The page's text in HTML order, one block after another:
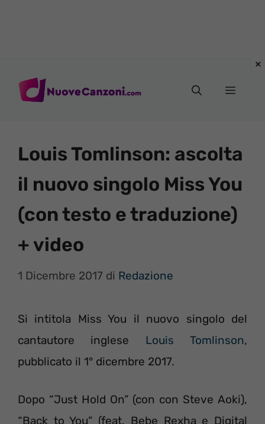
Menu
Louis Tomlinson: ascolta
il nuovo singolo Miss You
(con testo e traduzione)
+ video
1 Dicembre 2017 di Redazione
Si intitola Miss You il nuovo singolo del
cantautore inglese Louis Tomlinson,
pubblicato il 1° dicembre 2017.
Dopo “Just Hold On” (con con Steve Aoki),
“Back to You” (feat. Bebe Rexha e Digital